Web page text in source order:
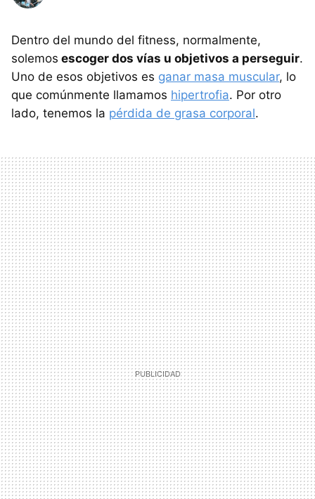
Dentro del mundo del fitness, normalmente,
solemos escoger dos vías u objetivos a perseguir.
Uno de esos objetivos es ganar masa muscular, lo
que comúnmente llamamos hipertrofia. Por otro
lado, tenemos la pérdida de grasa corporal.